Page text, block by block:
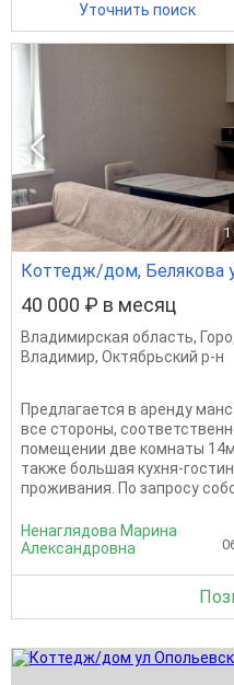
Уточнить поиск
1
Коттедж/дом, Белякова
40 000 ₽ в месяц
Владимирская область,
Владимир, Октябрьский р-н
Предлагается в аренду
все стороны,
помещении две комнаты
также большая кухня-
проживания. По запросу
Ненаглядова Марина
Александровна